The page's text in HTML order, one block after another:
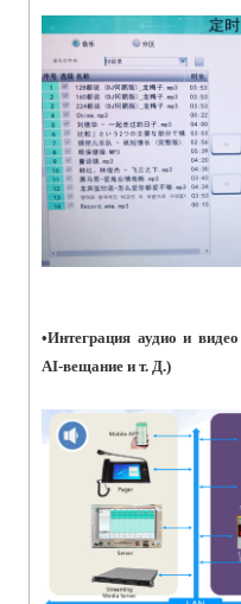
•Интеграция аудио и
AI-вещание и т. Д.)